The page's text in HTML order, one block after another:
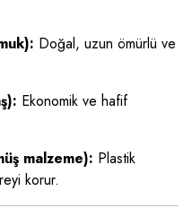
Doğal, uzun ömürlü ve
Ekonomik ve hafif
malzeme): Plastik
korur.